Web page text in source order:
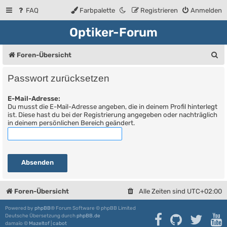
FAQ Anmelden
Registrieren
Farbpalette
Optiker-Forum
Foren-Übersicht
Passwort zurücksetzen
E-Mail-Adresse:
Du musst die E-Mail-Adresse angeben, die in deinem Profil hinterlegt
ist. Diese hast du bei der Registrierung angegeben oder nachträglich
in deinem persönlichen Bereich geändert.
Foren-Übersicht Alle Zeiten sind UTC+02:00
Powered by phpBB® Forum Software © phpBB Limited
Deutsche Übersetzung durchphpBB.de
damaïo © Mazeltof cabot